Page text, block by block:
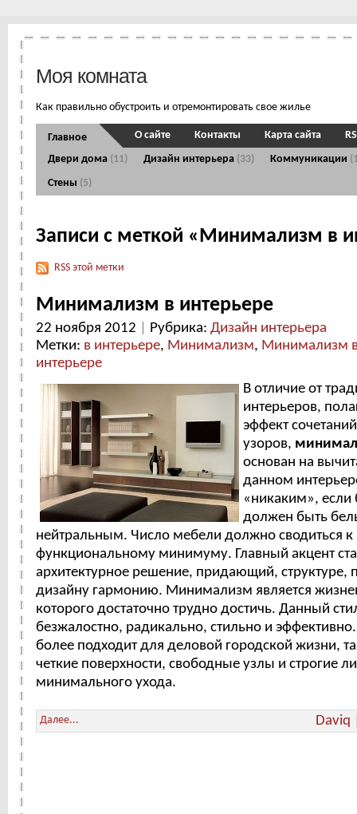
Моя комната
Как правильно обустроить и отремонтировать свое жилье
Главное
Двери дома (11) Дизайн интерьера (33) Коммуникации
Стены (5)
О сайте Контакты Карта сайта
Записи с меткой «Минимализм в
RSS этой метки
Минимализм в интерьере
22 ноября 2012 Рубрика: Дизайн интерьера
Метки: в интерьере, Минимализм, Минимализм
интерьере
В отличие от
интерьеров,
эффект
узоров,
основан на
данном
«никаким», если
должен быть
нейтральным. Число мебели должно сводиться к
функциональному минимуму. Главный акцент
архитектурное решение, придающий, структуре,
дизайну гармонию. Минимализм является
которого достаточно трудно достичь. Данный
безжалостно, радикально, стильно и
более подходит для деловой городской жизни,
четкие поверхности, свободные узлы и строгие
минимального ухода.
Далее... Daviq